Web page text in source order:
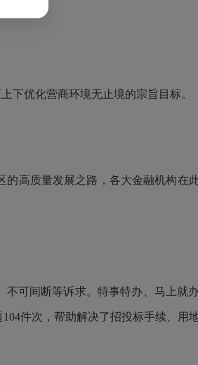
。
下优化营商环境无止境的宗旨目标。
高质量发展之路，各大金融机构
可间断等诉求。特事特办、马上就
件次，帮助解决了招投标手续、用